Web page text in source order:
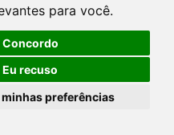
para você.
Concordo
Eu recuso
preferências